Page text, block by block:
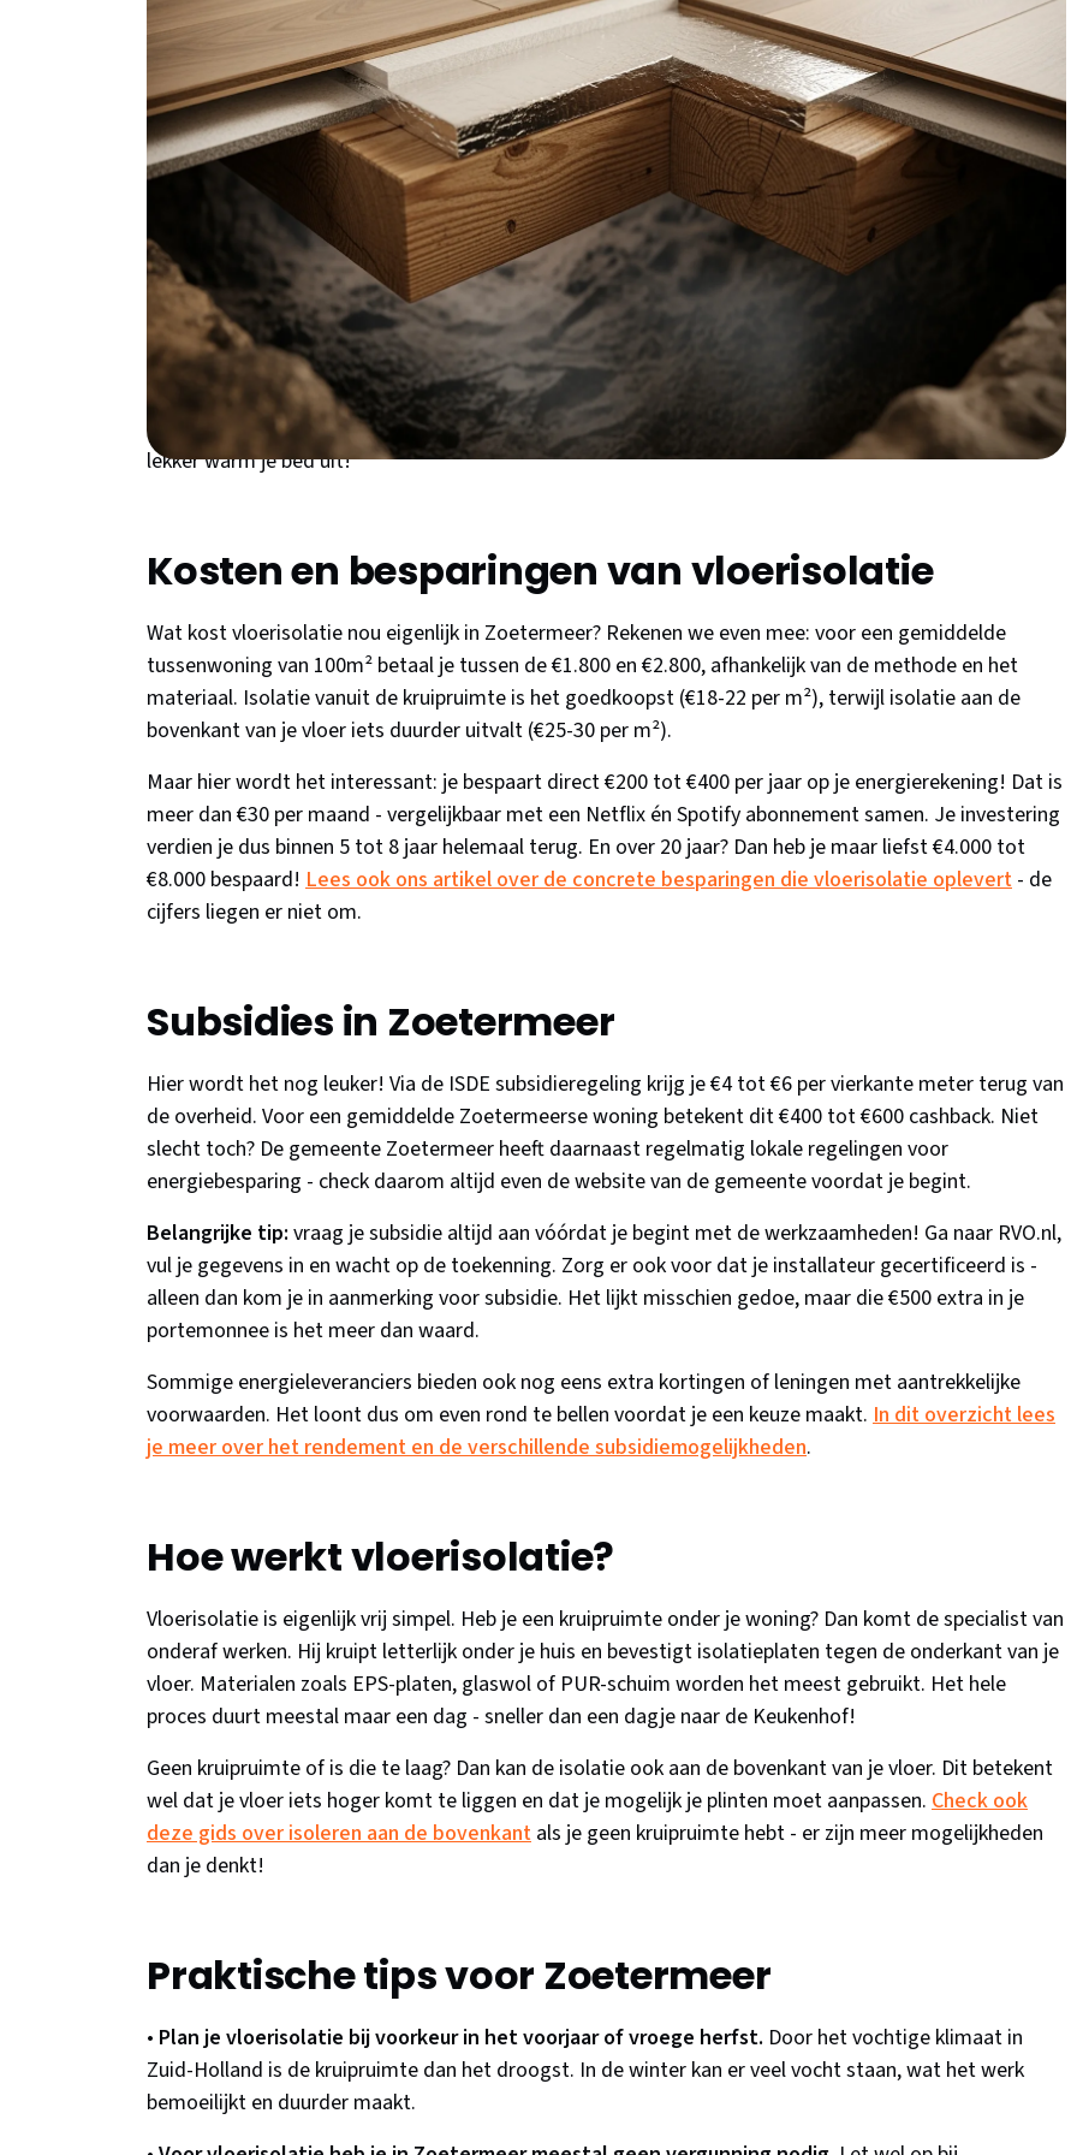
ontdek je alles over vloerisolatie in onze Zoetermeerse woningen, van kosten tot subsidies.
Waarom kiezen voor vloerisolatie in
Zoetermeer?
Woon je in een jaren '70 woning in Driemanspolder of misschien in de nieuwere wijk Oosterheem? Dan
ken je het probleem vast wel: koude voeten in de winter en een energierekening die maar blijft stijgen.
Veel Zoetermeerse woningen hebben nog steeds ongeïsoleerde vloeren, vooral in wijken zoals
Meerzicht en Palenstein waar veel woningen uit de jaren '60-'80 staan. Het vochtige klimaat van Zuid-
Holland maakt het probleem alleen maar erger - vocht trekt kou aan en dat voel je direct door je vloer
heen. Een geïsoleerde vloer zorgt niet alleen voor warme voeten, maar ook voor een prettiger
binnenklimaat in je hele huis. Denk maar eens aan die koude januarimorgen - met vloerisolatie stap je
lekker warm je bed uit!
Kosten en besparingen van vloerisolatie
Wat kost vloerisolatie nou eigenlijk in Zoetermeer? Rekenen we even mee: voor een gemiddelde
tussenwoning van 100m² betaal je tussen de €1.800 en €2.800, afhankelijk van de methode en het
materiaal. Isolatie vanuit de kruipruimte is het goedkoopst (€18-22 per m²), terwijl isolatie aan de
bovenkant van je vloer iets duurder uitvalt (€25-30 per m²).
Maar hier wordt het interessant: je bespaart direct €200 tot €400 per jaar op je energierekening! Dat is
meer dan €30 per maand - vergelijkbaar met een Netflix én Spotify abonnement samen. Je investering
verdien je dus binnen 5 tot 8 jaar helemaal terug. En over 20 jaar? Dan heb je maar liefst €4.000 tot
€8.000 bespaard! Lees ook ons artikel over de concrete besparingen die vloerisolatie oplevert - de
cijfers liegen er niet om.
Subsidies in Zoetermeer
Hier wordt het nog leuker! Via de ISDE subsidieregeling krijg je €4 tot €6 per vierkante meter terug van
de overheid. Voor een gemiddelde Zoetermeerse woning betekent dit €400 tot €600 cashback. Niet
slecht toch? De gemeente Zoetermeer heeft daarnaast regelmatig lokale regelingen voor
energiebesparing - check daarom altijd even de website van de gemeente voordat je begint.
Belangrijke tip: vraag je subsidie altijd aan vóórdat je begint met de werkzaamheden! Ga naar RVO.nl,
vul je gegevens in en wacht op de toekenning. Zorg er ook voor dat je installateur gecertificeerd is -
alleen dan kom je in aanmerking voor subsidie. Het lijkt misschien gedoe, maar die €500 extra in je
portemonnee is het meer dan waard.
Sommige energieleveranciers bieden ook nog eens extra kortingen of leningen met aantrekkelijke
voorwaarden. Het loont dus om even rond te bellen voordat je een keuze maakt. In dit overzicht lees
je meer over het rendement en de verschillende subsidiemogelijkheden.
Hoe werkt vloerisolatie?
Vloerisolatie is eigenlijk vrij simpel. Heb je een kruipruimte onder je woning? Dan komt de specialist van
onderaf werken. Hij kruipt letterlijk onder je huis en bevestigt isolatieplaten tegen de onderkant van je
vloer. Materialen zoals EPS-platen, glaswol of PUR-schuim worden het meest gebruikt. Het hele
proces duurt meestal maar een dag - sneller dan een dagje naar de Keukenhof!
Geen kruipruimte of is die te laag? Dan kan de isolatie ook aan de bovenkant van je vloer. Dit betekent
wel dat je vloer iets hoger komt te liggen en dat je mogelijk je plinten moet aanpassen. Check ook
deze gids over isoleren aan de bovenkant als je geen kruipruimte hebt - er zijn meer mogelijkheden
dan je denkt!
Praktische tips voor Zoetermeer
• Plan je vloerisolatie bij voorkeur in het voorjaar of vroege herfst. Door het vochtige klimaat in
Zuid-Holland is de kruipruimte dan het droogst. In de winter kan er veel vocht staan, wat het werk
bemoeilijkt en duurder maakt.